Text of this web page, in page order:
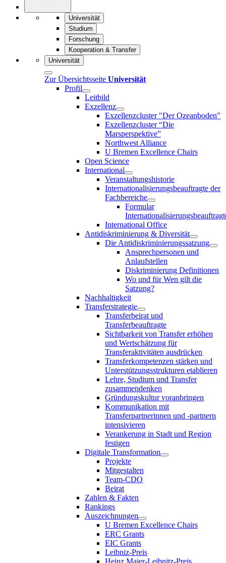
Universität
Studium
Forschung
Kooperation & Transfer
Universität
Zur Übersichtsseite Universität
Profil
Leitbild
Exzellenz
Exzellenzcluster "Der Ozeanboden"
Exzellenzcluster “Die
Marsperspektive”
Northwest Alliance
U Bremen Excellence Chairs
Open Science
International
Veranstaltungshistorie
Internationalisierungsbeauftragte der
Fachbereiche
Formular
International Office
Antidiskriminierung & Diversität
Die Antidiskriminierungssatzung
Ansprechpersonen und
Anlaufstellen
Diskriminierung Definitionen
Wo und für Wen gilt die
Satzung?
Nachhaltigkeit
Transferstrategie
Transferbeirat und
Transferbeauftragte
Sichtbarkeit von Transfer erhöhen
und Wertschätzung für
Transferaktivitäten ausdrücken
Transferkompetenzen stärken und
Unterstützungsstrukturen etablieren
Lehre, Studium und Transfer
zusammendenken
Gründungskultur voranbringen
Kommunikation mit
Transferpartnerinnen und -partnern
intensivieren
Verankerung in Stadt und Region
festigen
Digitale Transformation
Projekte
Mitgestalten
Team-CDO
Beirat
Zahlen & Fakten
Rankings
Auszeichnungen
U Bremen Excellence Chairs
ERC Grants
EIC Grants
Leibniz-Preis
Heinz Maier-Leibnitz-Preis